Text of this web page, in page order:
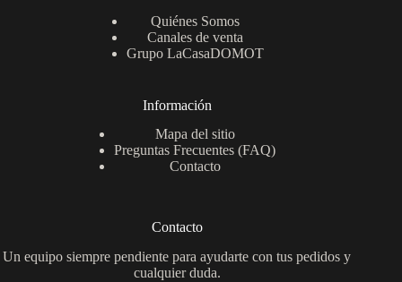
Quiénes Somos
Canales de venta
Grupo LaCasaDOMOT
Información
Mapa del sitio
Preguntas Frecuentes (FAQ)
Contacto
Contacto
Un equipo siempre pendiente para ayudarte con tus pedidos y
cualquier duda.